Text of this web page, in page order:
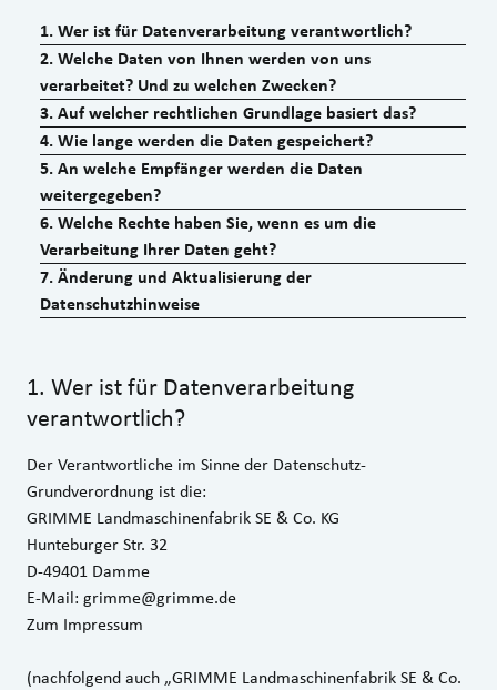
1.Wer ist für Datenverarbeitung verantwortlich?
2.Welche Daten von Ihnen werden von uns
verarbeitet? Und zu welchen Zwecken?
3.Auf welcher rechtlichen Grundlage basiert das?
4.Wie lange werden die Daten gespeichert?
5.An welche Empfänger werden die Daten
weitergegeben?
6.Welche Rechte haben Sie, wenn es um die
Verarbeitung Ihrer Daten geht?
7.Änderung und Aktualisierung der
Datenschutzhinweise
1. Wer ist für Datenverarbeitung
verantwortlich?
Der Verantwortliche im Sinne der Datenschutz-
Grundverordnung ist die:
GRIMME Landmaschinenfabrik SE & Co. KG
Hunteburger Str. 32
D-49401 Damme
E-Mail: grimme@grimme.de
Zum Impressum
(nachfolgend auch „GRIMME Landmaschinenfabrik SE & Co.